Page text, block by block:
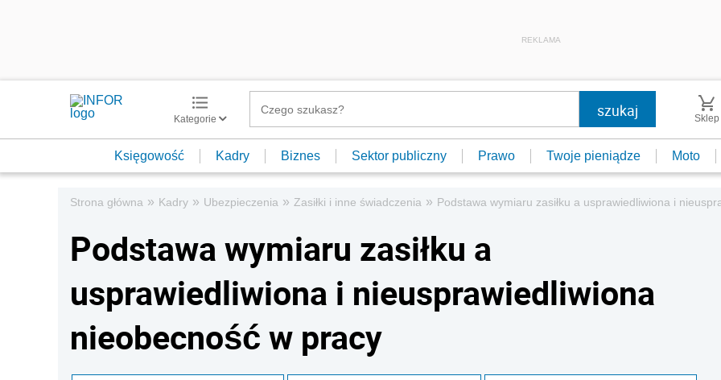
REKLAMA
Kategorie Sklep
Księgowość Kadry Biznes Sektor publiczny Prawo Twoje pieniądze Moto
Strona główna » Kadry » Ubezpieczenia » Zasiłki i inne świadczenia » Podstawa wymiaru zasiłku a usprawiedliwiona i
Podstawa wymiaru zasiłku a
usprawiedliwiona i nieusprawiedliwiona
nieobecność w pracy